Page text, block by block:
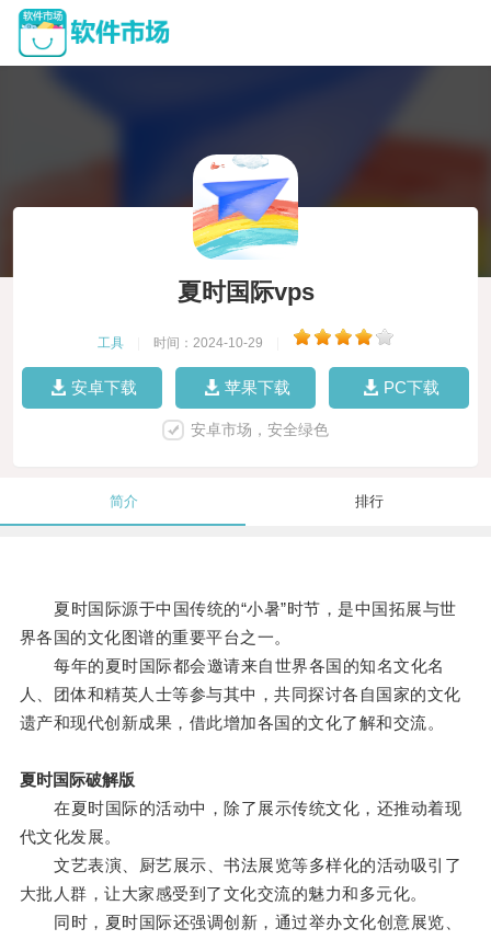
夏时国际vps
工具 时间：2024-10-29
安卓下载 苹果下载 PC下载
安卓市场，安全绿色
简介 排行
夏时国际源于中国传统的“小暑”时节，是中国拓展与世
界各国的文化图谱的重要平台之一。
每年的夏时国际都会邀请来自世界各国的知名文化名
人、团体和精英人士等参与其中，共同探讨各自国家的文化
遗产和现代创新成果，借此增加各国的文化了解和交流。
夏时国际破解版
在夏时国际的活动中，除了展示传统文化，还推动着现
代文化发展。
文艺表演、厨艺展示、书法展览等多样化的活动吸引了
大批人群，让大家感受到了文化交流的魅力和多元化。
同时，夏时国际还强调创新，通过举办文化创意展览、